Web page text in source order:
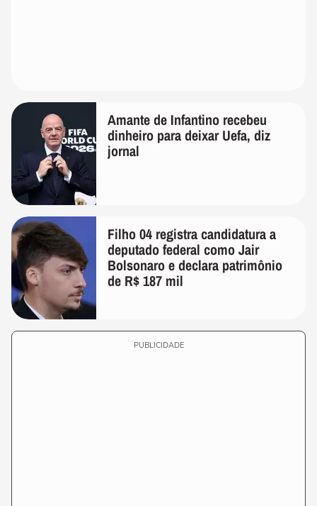
Amante de Infantino recebeu
dinheiro para deixar Uefa, diz
jornal
Filho 04 registra candidatura a
deputado federal como Jair
Bolsonaro e declara patrimônio
de R$ 187 mil
PUBLICIDADE